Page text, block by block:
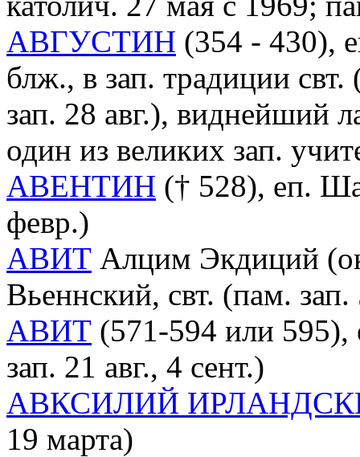
АВГУСТИН (354 - 430),
блж., в зап. традиции
зап. 28 авг.), виднейший
один из великих зап.
АВЕНТИН († 528), еп.
февр.)
АВИТ Алцим Экдиций
Вьеннский, свт. (пам.
АВИТ (571-594 или 595),
зап. 21 авг., 4 сент.)
АВКСИЛИЙ
19 марта)